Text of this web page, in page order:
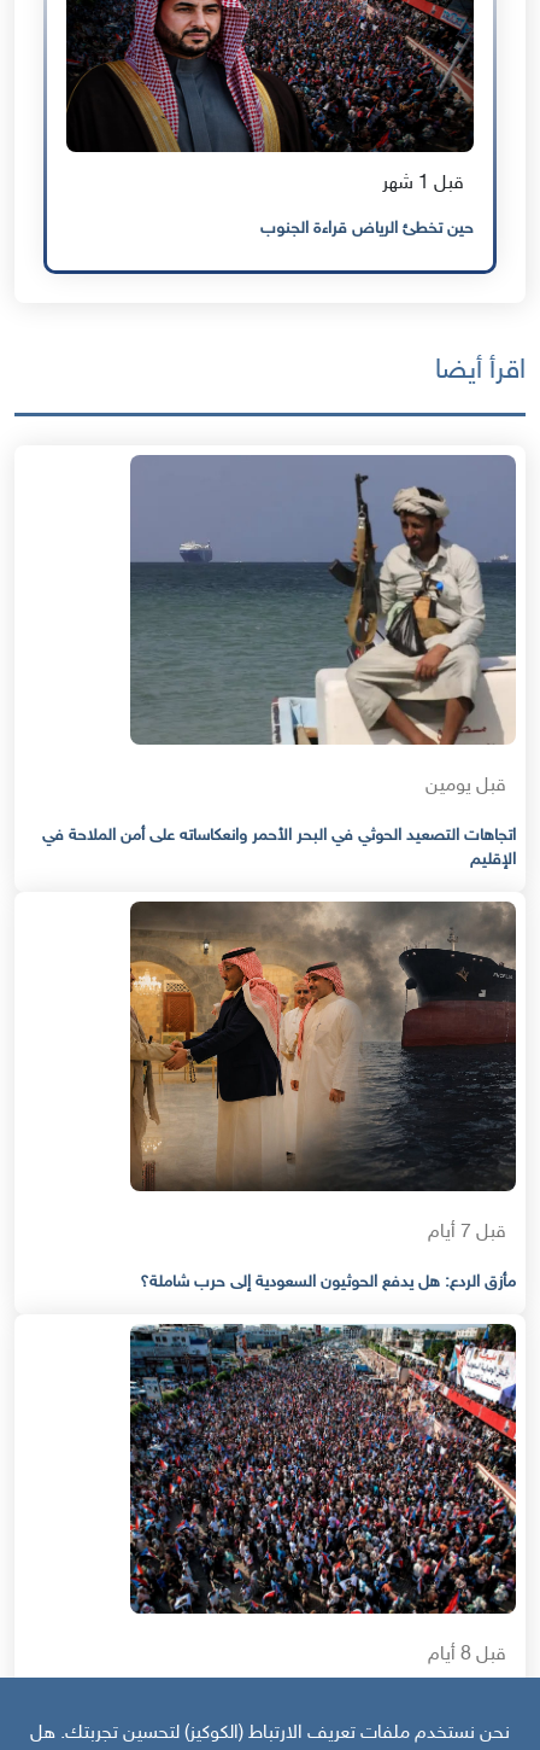
قبل 1 شهر
حين تخطئ الرياض قراءة الجنوب
اقرأ أيضا
قبل يومين
اتجاهات التصعيد الحوثي في البحر الأحمر وانعكاساته على أمن الملاحة في
الإقليم
قبل 7 أيام
مأزق الردع: هل يدفع الحوثيون السعودية إلى حرب شاملة؟
قبل 8 أيام
نحن نستخدم ملفات تعريف الارتباط (الكوكيز) لتحسين تجربتك. هل